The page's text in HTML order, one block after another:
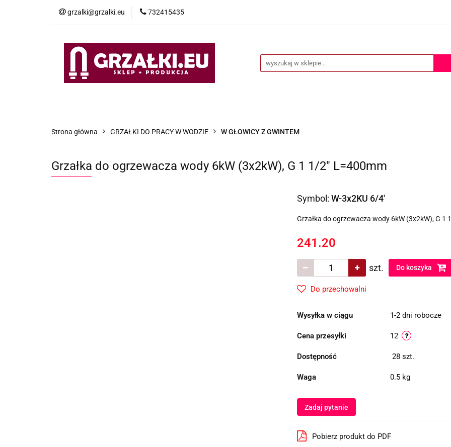
grzalki@grzalki.eu 732415435
Strona główna GRZAŁKI DO PRACY W WODZIE W GŁOWICY Z GWINTEM
Grzałka do ogrzewacza wody 6kW (3x2kW), G 1 1/2" L=400mm
Symbol: W-3x2KU 6/4'
Grzałka do ogrzewacza wody 6kW (3x2kW), G 1
241.20
szt. Do koszyka
Do przechowalni
Wysyłka w ciągu 1-2 dni robocze
Cena przesyłki 12
Dostępność 28 szt.
Waga 0.5 kg
Zadaj pytanie
Pobierz produkt do PDF